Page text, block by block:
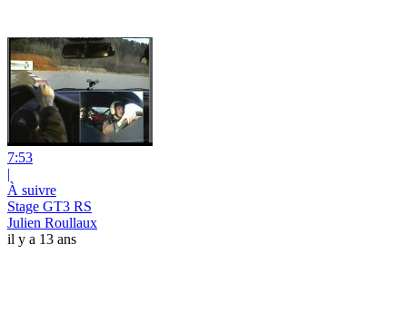
7:53
|
À suivre
Stage GT3 RS
Julien Roullaux
il y a 13 ans